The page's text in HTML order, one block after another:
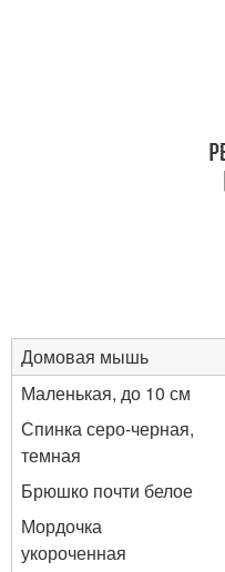
Домовая мышь
Маленькая, до 10 см
Спинка серо-черная,
темная
Брюшко почти белое
Мордочка
укороченная